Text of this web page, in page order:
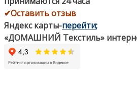
✔Оставить отзыв
Яндекс карты-перейти;
«ДОМАШНИЙ Текстиль»